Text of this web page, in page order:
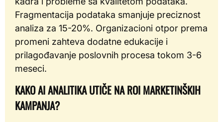
Fragmentacija podataka smanjuje preciznost
analiza za 15-20%. Organizacioni otpor prema
promeni zahteva dodatne edukacije i
prilagođavanje poslovnih procesa tokom 3-6
meseci.
KAKO AI ANALITIKA UTIČE NA ROI MARKETINŠKIH
KAMPANJA?